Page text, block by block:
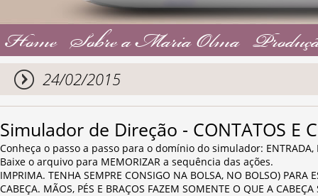
HomeSobre a Maria Olma
24/02/2015
Simulador de Direção - CONTATOS E
Conheça o passo a passo para o domínio do simulador: ENTRADA,
Baixe o arquivo para MEMORIZAR a sequência das ações.
IMPRIMA. TENHA SEMPRE CONSIGO NA BOLSA, NO BOLSO) PARA
CABEÇA. MÃOS, PÉS E BRAÇOS FAZEM SOMENTE O QUE A